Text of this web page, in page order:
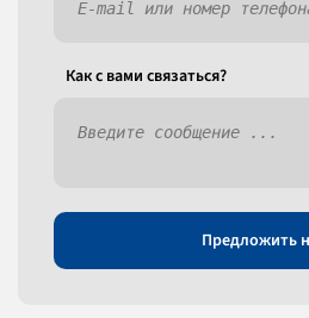
Как c вами связаться?
Предложить